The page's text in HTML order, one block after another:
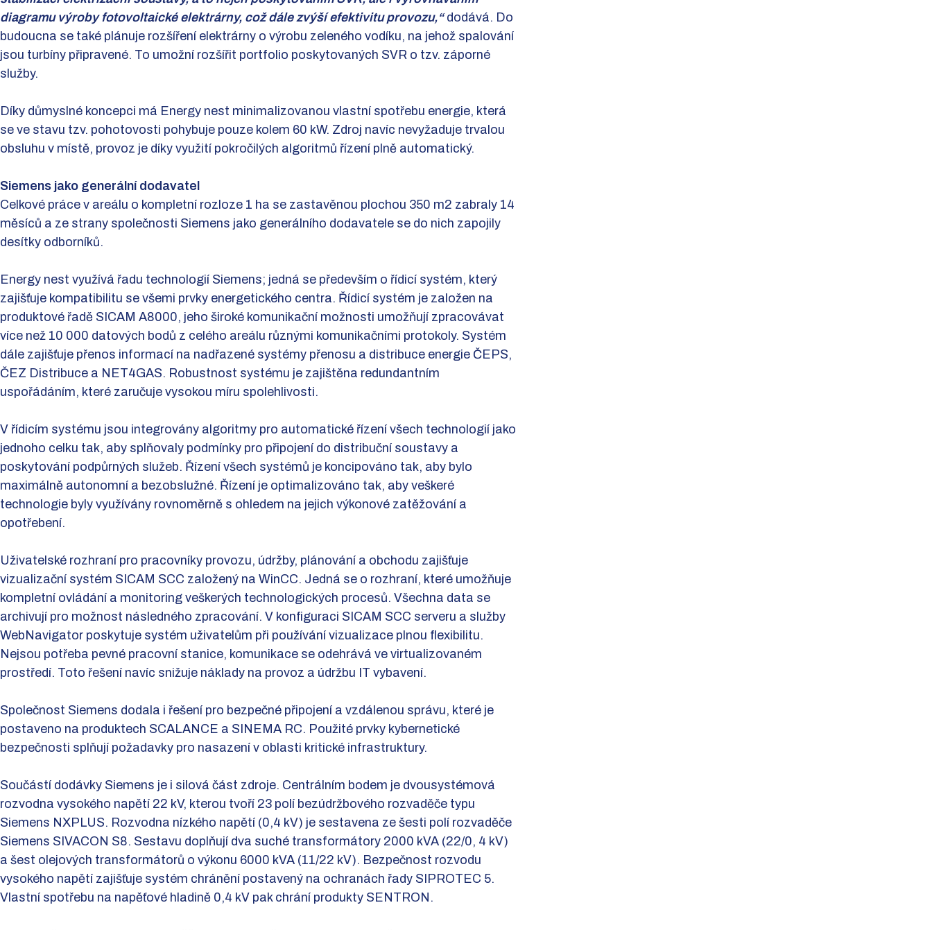
diagramu výroby fotovoltaické elektrárny, což dále zvýší efektivitu provozu,“ dodává. Do
budoucna se také plánuje rozšíření elektrárny o výrobu zeleného vodíku, na jehož spalování
jsou turbíny připravené. To umožní rozšířit portfolio poskytovaných SVR o tzv. záporné
služby.
Díky důmyslné koncepci má Energy nest minimalizovanou vlastní spotřebu energie, která
se ve stavu tzv. pohotovosti pohybuje pouze kolem 60 kW. Zdroj navíc nevyžaduje trvalou
obsluhu v místě, provoz je díky využití pokročilých algoritmů řízení plně automatický.
Siemens jako generální dodavatel
Celkové práce v areálu o kompletní rozloze 1 ha se zastavěnou plochou 350 m2 zabraly 14
měsíců a ze strany společnosti Siemens jako generálního dodavatele se do nich zapojily
desítky odborníků.
Energy nest využívá řadu technologií Siemens; jedná se především o řídicí systém, který
zajišťuje kompatibilitu se všemi prvky energetického centra. Řídicí systém je založen na
produktové řadě SICAM A8000, jeho široké komunikační možnosti umožňují zpracovávat
více než 10 000 datových bodů z celého areálu různými komunikačními protokoly. Systém
dále zajišťuje přenos informací na nadřazené systémy přenosu a distribuce energie ČEPS,
ČEZ Distribuce a NET4GAS. Robustnost systému je zajištěna redundantním
uspořádáním, které zaručuje vysokou míru spolehlivosti.
V řídicím systému jsou integrovány algoritmy pro automatické řízení všech technologií jako
jednoho celku tak, aby splňovaly podmínky pro připojení do distribuční soustavy a
poskytování podpůrných služeb. Řízení všech systémů je koncipováno tak, aby bylo
maximálně autonomní a bezobslužné. Řízení je optimalizováno tak, aby veškeré
technologie byly využívány rovnoměrně s ohledem na jejich výkonové zatěžování a
opotřebení.
Uživatelské rozhraní pro pracovníky provozu, údržby, plánování a obchodu zajišťuje
vizualizační systém SICAM SCC založený na WinCC. Jedná se o rozhraní, které umožňuje
kompletní ovládání a monitoring veškerých technologických procesů. Všechna data se
archivují pro možnost následného zpracování. V konfiguraci SICAM SCC serveru a služby
WebNavigator poskytuje systém uživatelům při používání vizualizace plnou flexibilitu.
Nejsou potřeba pevné pracovní stanice, komunikace se odehrává ve virtualizovaném
prostředí. Toto řešení navíc snižuje náklady na provoz a údržbu IT vybavení.
Společnost Siemens dodala i řešení pro bezpečné připojení a vzdálenou správu, které je
postaveno na produktech SCALANCE a SINEMA RC. Použité prvky kybernetické
bezpečnosti splňují požadavky pro nasazení v oblasti kritické infrastruktury.
Součástí dodávky Siemens je i silová část zdroje. Centrálním bodem je dvousystémová
rozvodna vysokého napětí 22 kV, kterou tvoří 23 polí bezúdržbového rozvaděče typu
Siemens NXPLUS. Rozvodna nízkého napětí (0,4 kV) je sestavena ze šesti polí rozvaděče
Siemens SIVACON S8. Sestavu doplňují dva suché transformátory 2000 kVA (22/0, 4 kV)
a šest olejových transformátorů o výkonu 6000 kVA (11/22 kV). Bezpečnost rozvodu
vysokého napětí zajišťuje systém chránění postavený na ochranách řady SIPROTEC 5.
Vlastní spotřebu na napěťové hladině 0,4 kV pak chrání produkty SENTRON.